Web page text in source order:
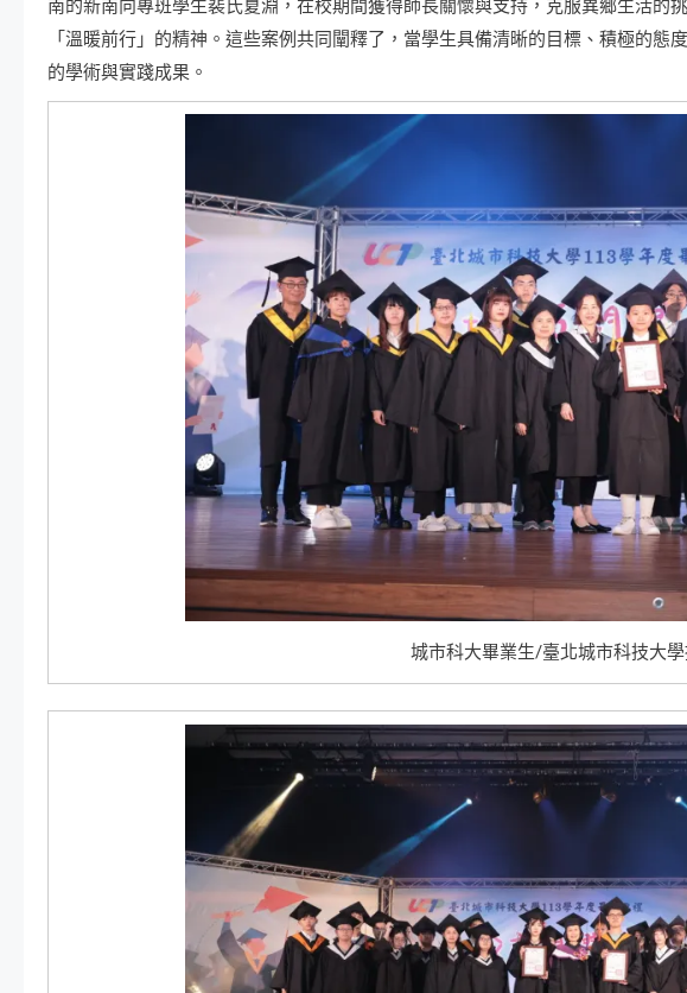
南的新南向專班學生裴氏夏淵，在校期間獲得師長關懷與支持，克服異鄉生活的
「溫暖前行」的精神。這些案例共同闡釋了，當學生具備清晰的目標、積極的
的學術與實踐成果。
城市科大畢業生/臺北城市科技大